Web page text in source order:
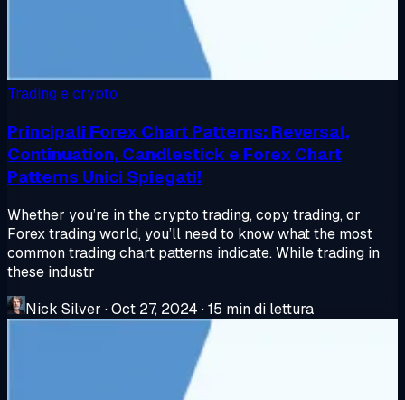
Trading e crypto
Principali Forex Chart Patterns: Reversal,
Continuation, Candlestick e Forex Chart
Patterns Unici Spiegati!
Whether you’re in the crypto trading, copy trading, or
Forex trading world, you’ll need to know what the most
common trading chart patterns indicate. While trading in
these industr
Nick Silver ·Oct 27, 2024 ·15 min di lettura